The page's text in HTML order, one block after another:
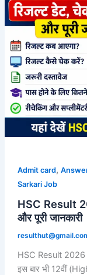
Admit card,
Sarkari Job
HSC Result
और पूरी जानकारी
HSC Result 2026
इस बार भी 12वीं